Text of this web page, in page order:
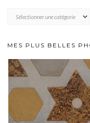
MES PLUS BELLES